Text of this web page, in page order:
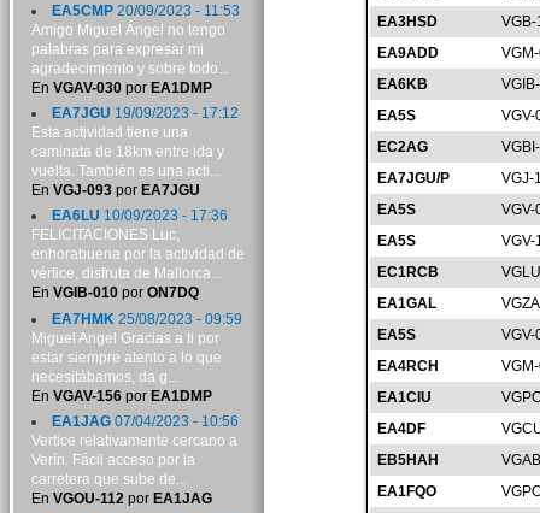
EA3HSD
EA9ADD
EA6KB
EA5S
VGV-
EC2AG
EA7JGU/P
VGJ-
EA5S
VGV-
EA5S
VGV-
EC1RCB
EA1GAL
EA5S
VGV-
EA4RCH
EA1CIU
EA4DF
EB5HAH
EA1FQO
EA5CMP20/09/2023 - 11:53
Amigo Miguel Ángel no tengo
palabras para expresar mi
agradecimiento y sobre todo...
En VGAV-030por EA1DMP
EA7JGU 19/09/2023 - 17:12
Esta actividad tiene una
caminata de 18km entre ida y
vuelta. También es una acti...
En VGJ-093por EA7JGU
EA6LU 10/09/2023 - 17:36
FELICITACIONES Luc,
enhorabuena por la actividad de
vértice, disfruta de Mallorca...
En VGIB-010por ON7DQ
EA7HMK 25/08/2023 - 09:59
Miguel Angel Gracias a ti por
estar siempre atento a lo que
necesitábamos, da g...
En VGAV-156por EA1DMP
EA1JAG07/04/2023 - 10:56
Vertice relativamente cercano a
Verín. Fácil acceso por la
carretera que sube de...
En VGOU-112por EA1JAG